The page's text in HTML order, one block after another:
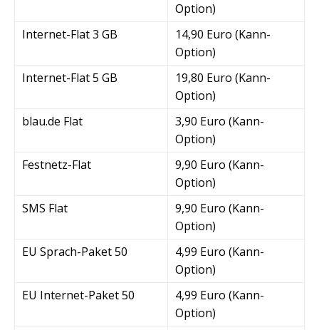
Option)
Internet-Flat 3 GB
14,90 Euro (Kann-
Option)
Internet-Flat 5 GB
19,80 Euro (Kann-
Option)
blau.de Flat
3,90 Euro (Kann-
Option)
Festnetz-Flat
9,90 Euro (Kann-
Option)
SMS Flat
9,90 Euro (Kann-
Option)
EU Sprach-Paket 50
4,99 Euro (Kann-
Option)
EU Internet-Paket 50
4,99 Euro (Kann-
Option)